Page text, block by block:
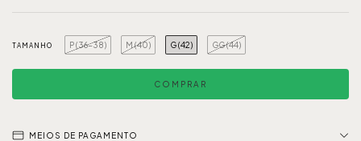
TAMANHO P (36-38) M (40) G (42) GG (44)
MEIOS DE PAGAMENTO